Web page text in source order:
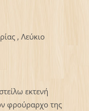
, Λεύκιο
εκτενή
φρούραρχο της